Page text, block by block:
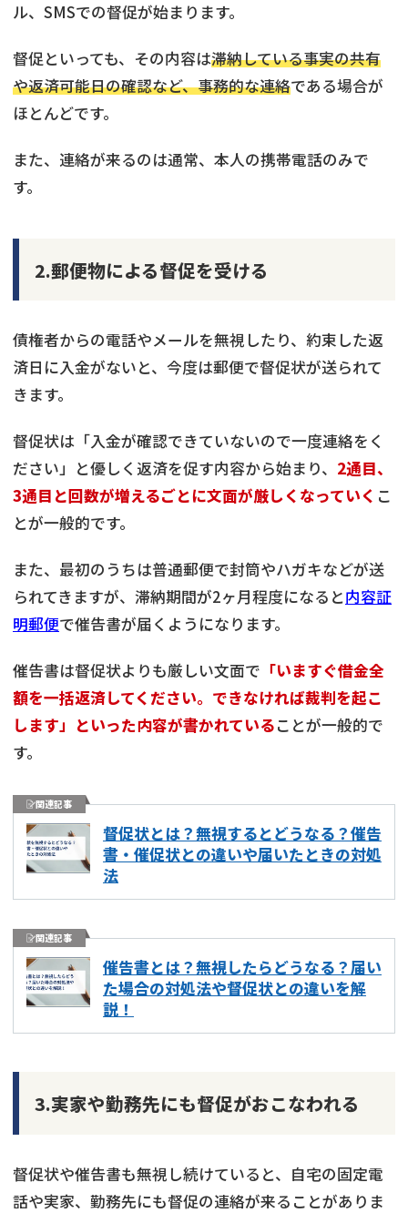
ル、SMSでの督促が始まります。
督促といっても、その内容は滞納している事実の共有
や返済可能日の確認など、事務的な連絡である場合が
ほとんどです。
また、連絡が来るのは通常、本人の携帯電話のみで
す。
2.郵便物による督促を受ける
債権者からの電話やメールを無視したり、約束した返
済日に入金がないと、今度は郵便で督促状が送られて
きます。
督促状は「入金が確認できていないので一度連絡をく
ださい」と優しく返済を促す内容から始まり、 2通目、
3通目と回数が増えるごとに文面が厳しくなっていく こ
とが一般的です。
また、最初のうちは普通郵便で封筒やハガキなどが送
られてきますが、滞納期間が2ヶ月程度になると内容証
明郵便で催告書が届くようになります。
催告書は督促状よりも厳しい文面で 「いますぐ借金全
額を一括返済してください。できなければ裁判を起こ
します」といった内容が書かれていることが一般的で
す。
関連記事
督促状とは？無視するとどうなる？催告
書・催促状との違いや届いたときの対処
法
関連記事
催告書とは？無視したらどうなる？届い
た場合の対処法や督促状との違いを解
説！
3.実家や勤務先にも督促がおこなわれる
督促状や催告書も無視し続けていると、自宅の固定電
話や実家、勤務先にも督促の連絡が来ることがありま